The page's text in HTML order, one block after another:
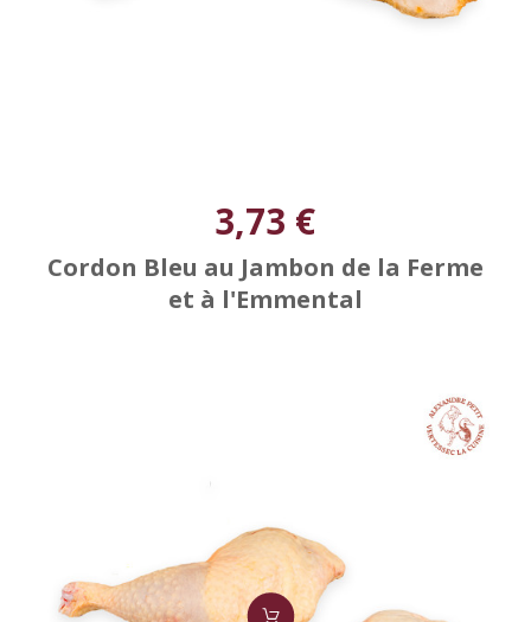
3,73 €
Cordon Bleu au Jambon de la Ferme
et à l'Emmental